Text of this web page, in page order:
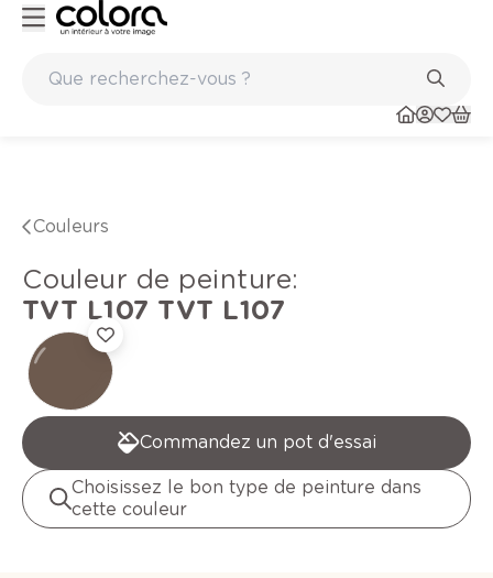
Couleurs
Couleur de peinture:
TVT L107 TVT L107
Commandez un pot d'essai
Choisissez le bon type de peinture dans
cette couleur